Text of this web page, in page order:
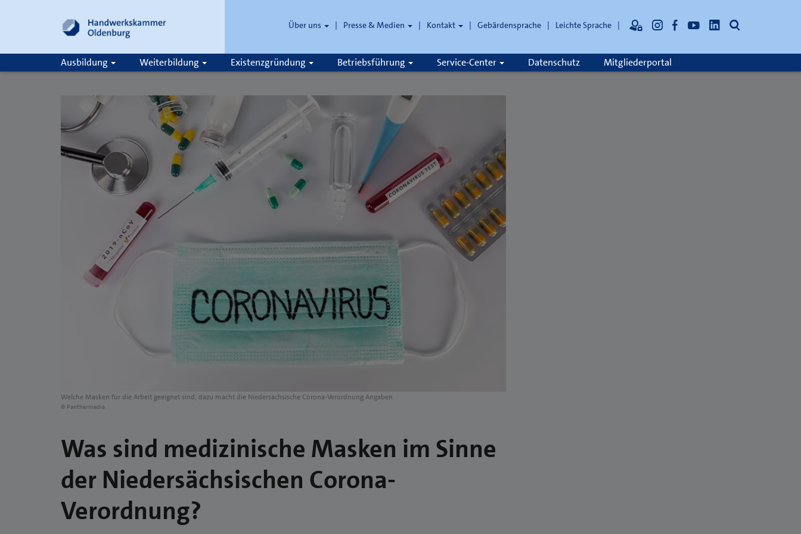
Über uns Presse & Medien Kontakt Gebärdensprache Leichte Sprache
Ausbildung Weiterbildung Existenzgründung Betriebsführung Service-Center Datenschutz Mitgliederportal
Welche Masken für die Arbeit geeignet sind, dazu macht die Niedersächsische Corona-Verordnung Angaben.
© Panthermedia
Was sind medizinische Masken im Sinne
der Niedersächsischen Corona-
Verordnung?